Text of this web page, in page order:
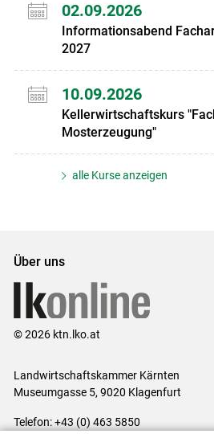
02.09.2026
Informationsabend
2027
10.09.2026
Kellerwirtschaftskurs
Mosterzeugung"
alle Kurse anzeigen
Über uns
© 2026 ktn.lko.at
Landwirtschaftskammer Kärnten
Museumgasse 5, 9020 Klagenfurt
Telefon: +43 (0) 463 5850